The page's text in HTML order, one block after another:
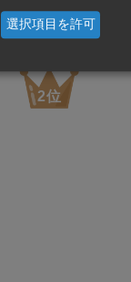
選択項目を許可